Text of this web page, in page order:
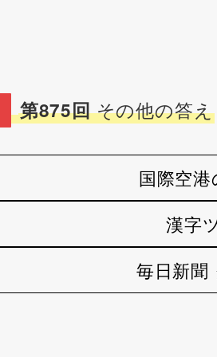
第875回その他の答え
国際空
漢字
毎日新聞